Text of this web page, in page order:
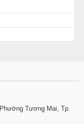
Tương Mai, Tp.